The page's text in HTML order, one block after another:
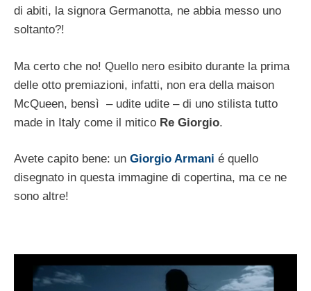
di abiti, la signora Germanotta, ne abbia messo uno
soltanto?!
Ma certo che no! Quello nero esibito durante la prima
delle otto premiazioni, infatti, non era della maison
McQueen, bensì – udite udite – di uno stilista tutto
made in Italy come il mitico Re Giorgio.
Avete capito bene: un Giorgio Armani é quello
disegnato in questa immagine di copertina, ma ce ne
sono altre!